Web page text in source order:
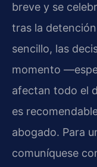
breve y se
tras la
sencillo, las
momento
afectan todo el
es
abogado. Para
comuníquese